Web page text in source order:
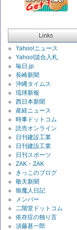
Links
Yahoo!ニュース
Yahoo!談合入札
毎日.jp
長崎新聞
沖縄タイムス
琉球新報
西日本新聞
産経ニュース
時事ドットコム
読売オンライン
日刊建設工業
日刊建設工業
日刊スポーツ
ZAK・ZAK
きっこのブログ
敬天新聞
狼魔人日記
メンバー
二階堂ドットコム
依存症の独り言
須藤甚一郎